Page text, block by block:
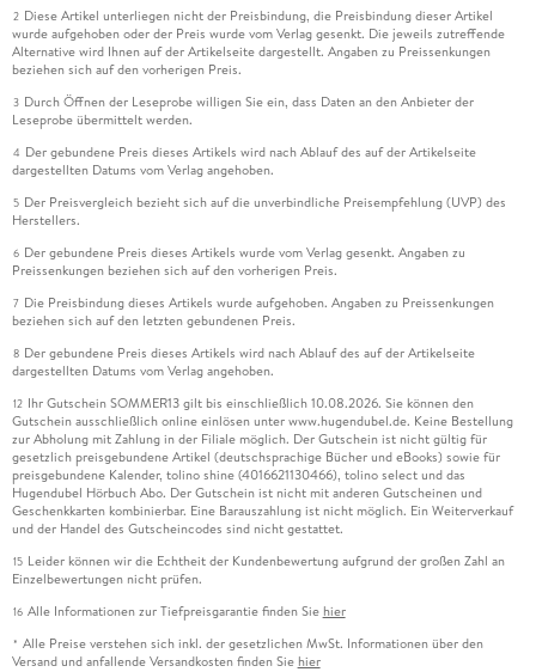
2 Diese Artikel unterliegen nicht der Preisbindung, die Preisbindung dieser Artikel
wurde aufgehoben oder der Preis wurde vom Verlag gesenkt. Die jeweils zutreffende
Alternative wird Ihnen auf der Artikelseite dargestellt. Angaben zu Preissenkungen
beziehen sich auf den vorherigen Preis.
3 Durch Öffnen der Leseprobe willigen Sie ein, dass Daten an den Anbieter der
Leseprobe übermittelt werden.
4 Der gebundene Preis dieses Artikels wird nach Ablauf des auf der Artikelseite
dargestellten Datums vom Verlag angehoben.
5 Der Preisvergleich bezieht sich auf die unverbindliche Preisempfehlung (UVP) des
Herstellers.
6 Der gebundene Preis dieses Artikels wurde vom Verlag gesenkt. Angaben zu
Preissenkungen beziehen sich auf den vorherigen Preis.
7 Die Preisbindung dieses Artikels wurde aufgehoben. Angaben zu Preissenkungen
beziehen sich auf den letzten gebundenen Preis.
8 Der gebundene Preis dieses Artikels wird nach Ablauf des auf der Artikelseite
dargestellten Datums vom Verlag angehoben.
12 Ihr Gutschein SOMMER13 gilt bis einschließlich 10.08.2026. Sie können den
Gutschein ausschließlich online einlösen unter www.hugendubel.de. Keine Bestellung
zur Abholung mit Zahlung in der Filiale möglich. Der Gutschein ist nicht gültig für
gesetzlich preisgebundene Artikel (deutschsprachige Bücher und eBooks) sowie für
preisgebundene Kalender, tolino shine (4016621130466), tolino select und das
Hugendubel Hörbuch Abo. Der Gutschein ist nicht mit anderen Gutscheinen und
Geschenkkarten kombinierbar. Eine Barauszahlung ist nicht möglich. Ein Weiterverkauf
und der Handel des Gutscheincodes sind nicht gestattet.
15 Leider können wir die Echtheit der Kundenbewertung aufgrund der großen Zahl an
Einzelbewertungen nicht prüfen.
16 Alle Informationen zur Tiefpreisgarantie finden Sie hier
* Alle Preise verstehen sich inkl. der gesetzlichen MwSt. Informationen über den
Versand und anfallende Versandkosten finden Sie hier